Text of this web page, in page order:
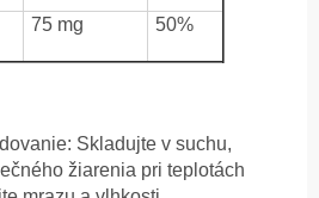
75 mg 50%
Skladujte v suchu,
žiarenia pri teplotách